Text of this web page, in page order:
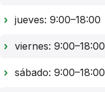
jueves: 9:00–18:00
viernes: 9:00–18:00
sábado: 9:00–18:00